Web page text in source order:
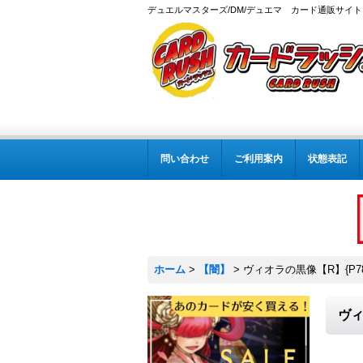
デュエルマスターズ/DM/デュエマ カード通販サイト
問い合わせ ご利用案内 状態表記
ホーム > 【闇】 > ヴィオラの黒像【R】
ヴ